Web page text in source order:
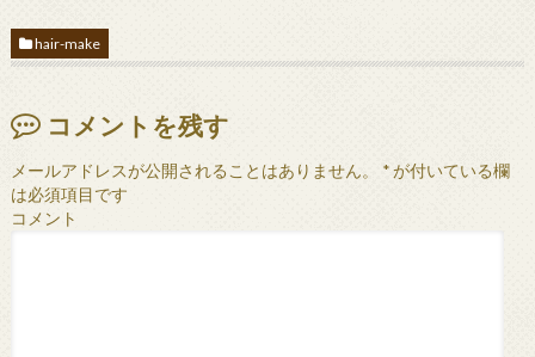
hair-make
コメントを残す
メールアドレスが公開されることはありません。 *が付いている欄
は必須項目です
コメント